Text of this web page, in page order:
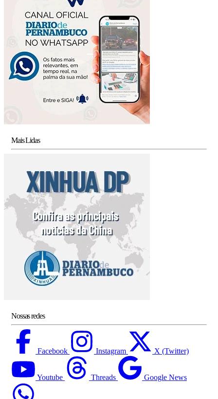
Mais Lidas
Nossas redes
Facebook Instagram X (Twitter)
Youtube Threads Google News